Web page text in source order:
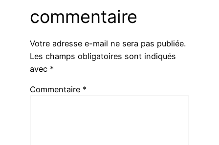
commentaire
Votre adresse e-mail ne sera pas publiée.
Les champs obligatoires sont indiqués
avec *
Commentaire *